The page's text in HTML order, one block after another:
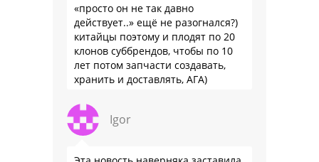
«просто он не так давно
действует..» ещё не разогнался?)
китайцы поэтому и плодят по 20
клонов суббрендов, чтобы по 10
лет потом запчасти создавать,
хранить и доставлять, АГА)
Igor